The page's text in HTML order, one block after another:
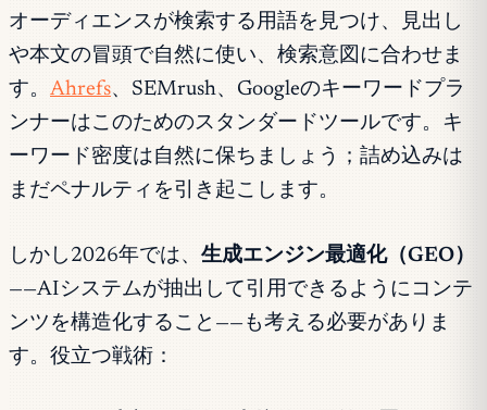
オーディエンスが検索する用語を見つけ、見出し
や本文の冒頭で自然に使い、検索意図に合わせま
す。 Ahrefs、SEMrush、Googleのキーワードプラ
ンナーはこのためのスタンダードツールです。キ
ーワード密度は自然に保ちましょう；詰め込みは
まだペナルティを引き起こします。
しかし2026年では、 生成エンジン最適化（GEO）
——AIシステムが抽出して引用できるようにコンテ
ンツを構造化すること——も考える必要がありま
す。役立つ戦術：